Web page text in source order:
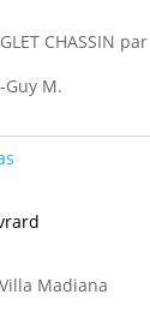
CHASSIN
Guy M.
Madiana